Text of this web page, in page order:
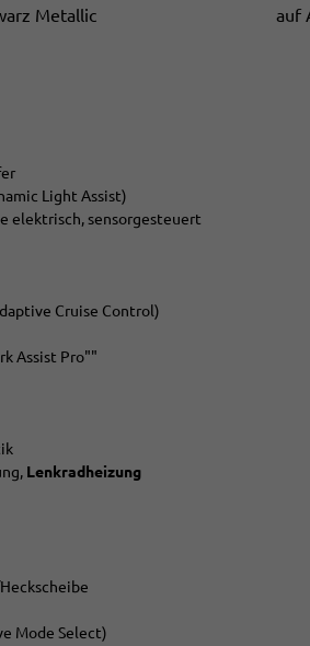
Metallic
auf
Light Assist)
elektrisch, sensorgesteuert
Cruise Control)
Assist Pro""
Lenkradheizung
Mode Select)